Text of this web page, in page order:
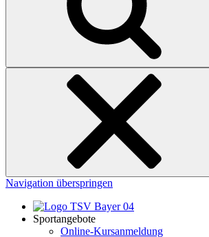
Navigation überspringen
Sportangebote
Online-Kursanmeldung